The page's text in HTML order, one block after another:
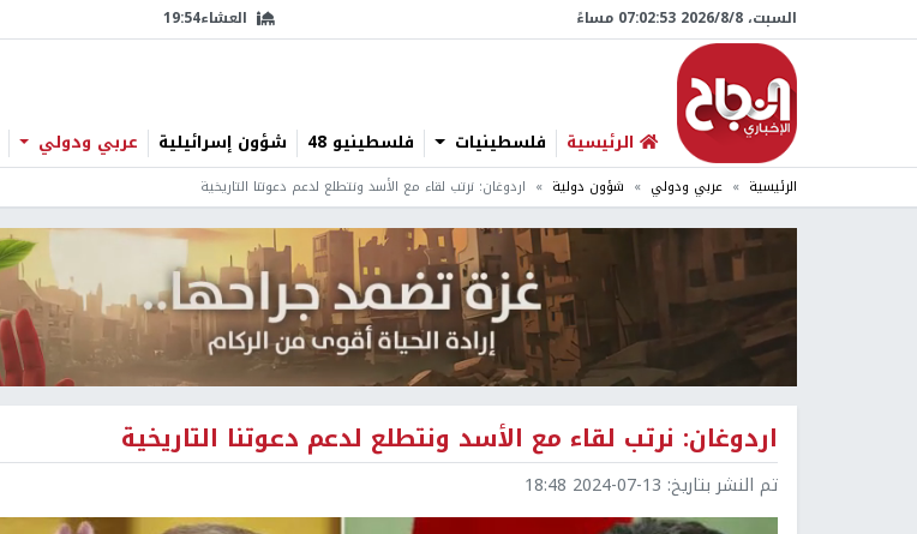
السبت، 8/‏8/‏2026 07:02:54 مساءً العشاء19:54
الرئيسية فلسطينيات فلسطينيو 48 شؤون إسرائيلية عربي ودولي
الرئيسية عربي ودولي شؤون دولية اردوغان: نرتب لقاء مع الأسد ونتطلع لدعم دعوتنا التاريخية
اردوغان: نرتب لقاء مع الأسد ونتطلع لدعم دعوتنا التاريخية
تم النشر بتاريخ: 2024-07-13 18:48